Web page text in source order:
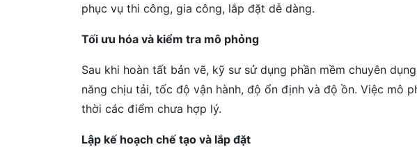
phục vụ thi công, gia công, lắp đặt dễ dàng.
Tối ưu hóa và kiểm tra mô phỏng
Sau khi hoàn tất bản vẽ, kỹ sư sử dụng phần mềm chuyên
năng chịu tải, tốc độ vận hành, độ ổn định và độ ồn. Việc mô
thời các điểm chưa hợp lý.
Lập kế hoạch chế tạo và lắp đặt